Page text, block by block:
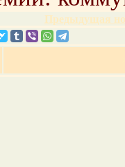
Предыдущая